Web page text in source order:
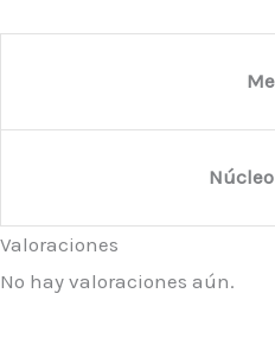
Valoraciones
No hay valoraciones aún.